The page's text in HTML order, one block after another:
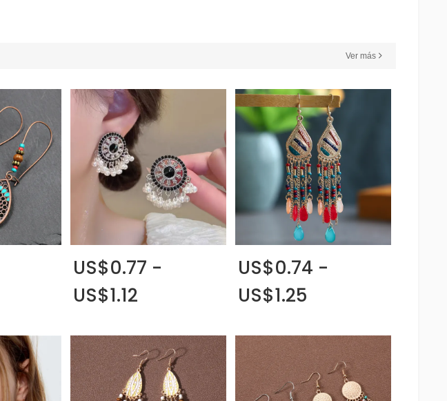
Ver más
US$0.77 -
US$1.12
US$0.74 -
US$1.25